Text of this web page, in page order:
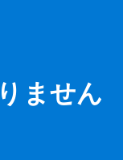
ません